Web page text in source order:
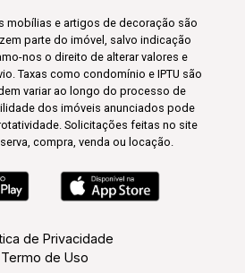
mobílias e artigos de decoração são
parte do imóvel, salvo indicação
nos o direito de alterar valores e
Taxas como condomínio e IPTU são
variar ao longo do processo de
dos imóveis anunciados pode
Solicitações feitas no site
compra, venda ou locação.
de Privacidade
Termo de Uso